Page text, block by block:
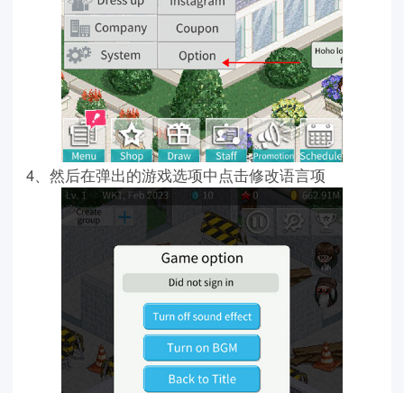
4、然后在弹出的游戏选项中点击修改语言项